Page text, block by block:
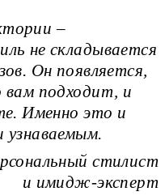
–
не складывается
Он появляется,
вам подходит, и
Именно это и
узнаваемым.
стилист
и имидж-эксперт